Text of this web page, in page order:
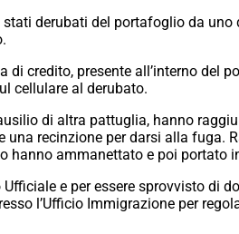
derubati del portafoglio da uno
credito, presente all’interno del
cellulare al derubato.
di altra pattuglia, hanno
una recinzione per darsi alla fuga.
hanno ammanettato e poi portato
e per essere sprovvisto di
l’Ufficio Immigrazione per